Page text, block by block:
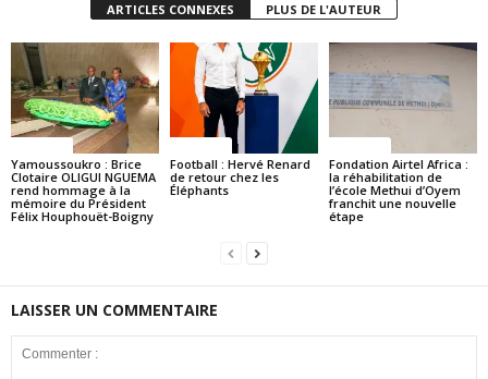
ARTICLES CONNEXES PLUS DE L'AUTEUR
Yamoussoukro : Brice
Clotaire OLIGUI NGUEMA
rend hommage à la
mémoire du Président
Félix Houphouët-Boigny
Football : Hervé Renard
de retour chez les
Éléphants
Fondation Airtel Africa :
la réhabilitation de
l’école Methui d’Oyem
franchit une nouvelle
étape
LAISSER UN COMMENTAIRE